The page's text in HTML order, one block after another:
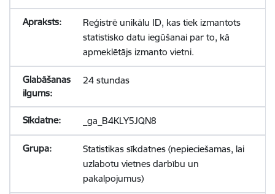
Reģistrē unikālu ID, kas tiek izmantots
statistisko datu iegūšanai par to, kā
apmeklētājs izmanto vietni.
24 stundas
_ga_B4KLY5JQN8
Statistikas sīkdatnes (nepieciešamas, lai
uzlabotu vietnes darbību un
pakalpojumus)